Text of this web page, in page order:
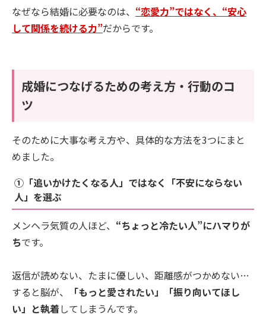
なぜなら結婚に必要なのは、 “恋愛力”ではなく、“安心
して関係を続ける力”だからです。
成婚につなげるための考え方・行動のコ
ツ
そのために大事な考え方や、具体的な方法を3つにまと
めました。
①「追いかけたくなる人」ではなく「不安にならない
人」を選ぶ
メンヘラ気質の人ほど、 “ちょっと冷たい人”にハマりが
ちです。
返信が読めない、たまに優しい、距離感がつかめない…
すると脳が、
「もっと愛されたい」「振り向いてほし
い」と執着してしまうんです。